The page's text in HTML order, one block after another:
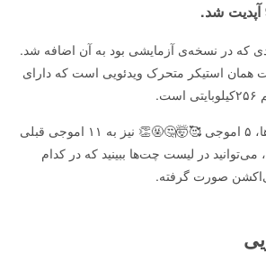
که در نسخه‌ی آزمایشی بود به آن اضافه شد.
همان استیکر متحرک ویدئویی است که دارای
همچنین درباره ری‌اکشن‌ها، ۵ اموجی 🥰🤯🤔🤬👏 نیز به ۱۱ اموجی قبلی
در لیست چت‌ها ببینید که در کدام
صورت گرفته.